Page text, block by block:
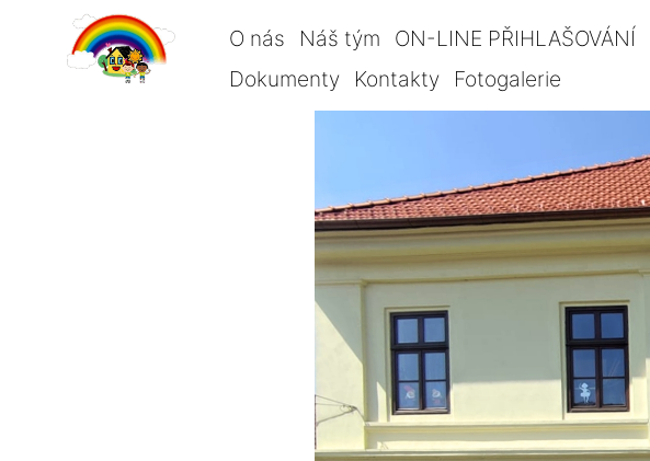
O nás Náš tým ON-LINE PŘIHLAŠOVÁNÍ
Dokumenty
Kontakty Fotogalerie